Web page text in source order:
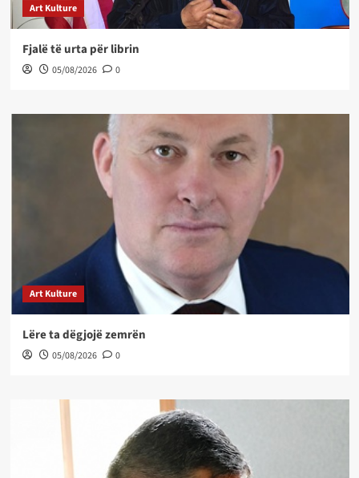
Art Kulture
Fjalë të urta për librin
05/08/2026 0
Art Kulture
Lëre ta dëgjojë zemrën
05/08/2026 0